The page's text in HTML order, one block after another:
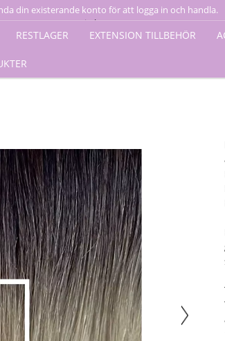
din existerande konto för att logga in och handla.
Logga in här
RESTLAGER EXTENSION TILLBEHÖR